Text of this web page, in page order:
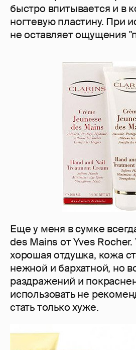
быстро впитывается и в
ногтевую пластину. При
не оставляет ощущения
Еще у меня в сумке
des Mains от Yves
хорошая отдушка, кожа
нежной и бархатной, но
раздражений и
использовать не
стать только хуже.